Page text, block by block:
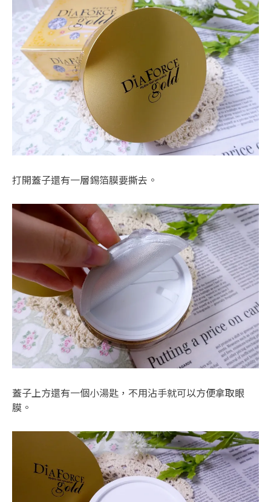
打開蓋子還有一層錫箔膜要撕去。
蓋子上方還有一個小湯匙，不用沾手就可以方便拿取眼
膜。